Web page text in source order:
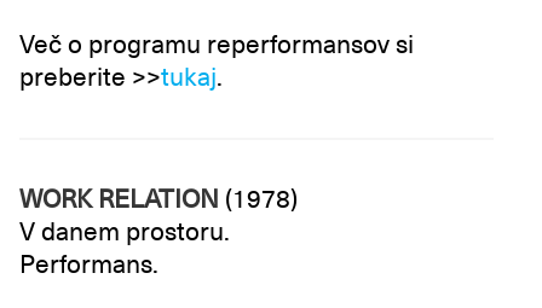
Več o programu reperformansov si
preberite >>tukaj.
WORK RELATION (1978)
V danem prostoru.
Performans.